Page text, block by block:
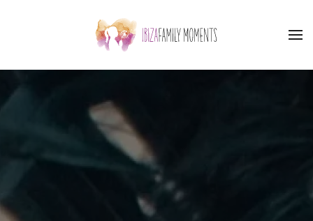
Skip to main content